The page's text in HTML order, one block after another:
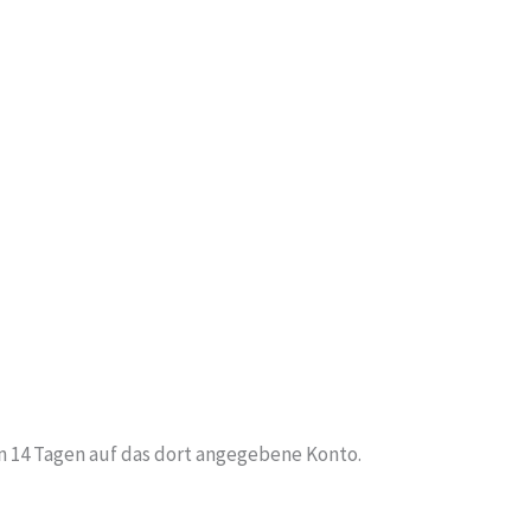
Tagen auf das dort angegebene Konto.